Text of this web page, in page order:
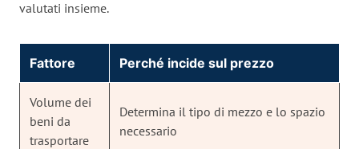
valutati insieme.
Fattore Perché incide sul prezzo
Volume dei
beni da
trasportare
Determina il tipo di mezzo e lo spazio
necessario